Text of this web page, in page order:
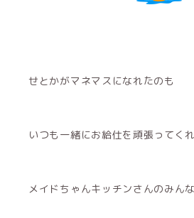
せとかがマネマスになれたのも
いつも一緒にお給仕を頑張ってく
メイドちゃんキッチンさんのみん